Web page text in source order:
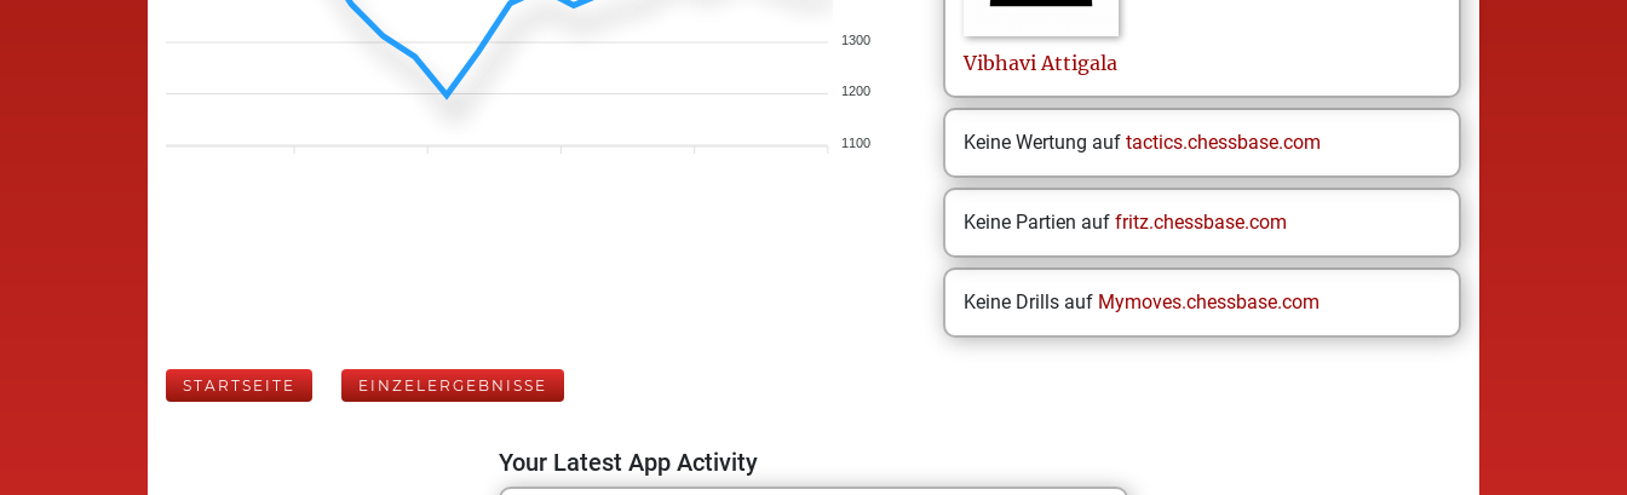
1300
1200
1100
Vibhavi Attigala
Keine Wertung auf tactics.chessbase.com
Keine Partien auf fritz.chessbase.com
Keine Drills auf Mymoves.chessbase.com
STARTSEITE EINZELERGEBNISSE
Your Latest App Activity